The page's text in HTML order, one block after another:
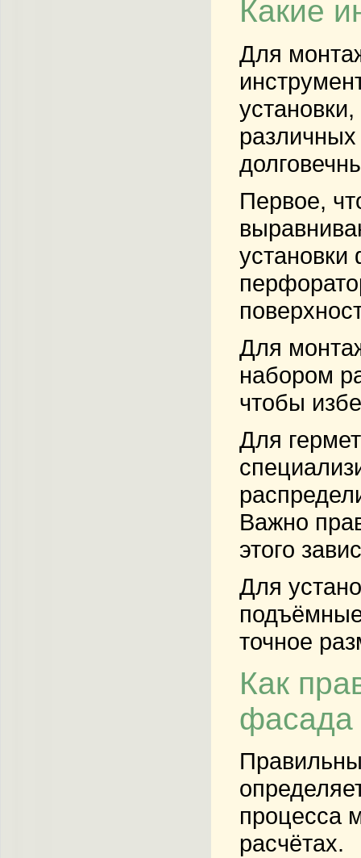
Какие
Для
Первое,
Для
набором
чтобы
Для
Важно
этого
Для
точное
Как
фасада
процесса
расчётах.